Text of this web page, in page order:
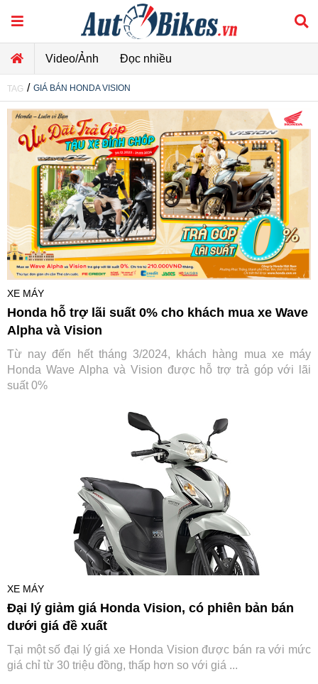
Video/Ảnh Đọc nhiều
TAG / GIÁ BÁN HONDA VISION
XE MÁY
Honda hỗ trợ lãi suất 0% cho khách mua xe Wave
Alpha và Vision
Từ nay đến hết tháng 3/2024, khách hàng mua xe máy
Honda Wave Alpha và Vision được hỗ trợ trả góp với lãi
suất 0%
XE MÁY
Đại lý giảm giá Honda Vision, có phiên bản bán
dưới giá đề xuất
Tại một số đại lý giá xe Honda Vision được bán ra với mức
giá chỉ từ 30 triệu đồng, thấp hơn so với giá ...